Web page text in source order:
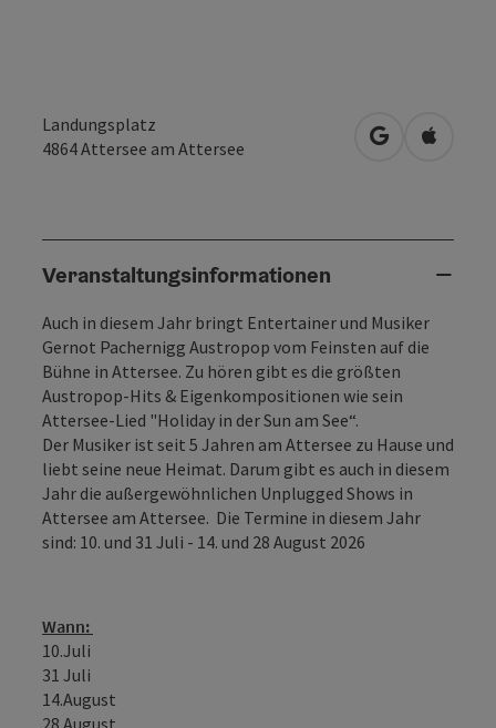
Landungsplatz
4864Attersee am Attersee in Google
in
Veranstaltungsinformationen
Auch in diesem Jahr bringt Entertainer und Musiker
Gernot Pachernigg Austropop vom Feinsten auf die
Bühne in Attersee. Zu hören gibt es die größten
Austropop-Hits & Eigenkompositionen wie sein
Attersee-Lied "Holiday in der Sun am See“.
Der Musiker ist seit 5 Jahren am Attersee zu Hause und
liebt seine neue Heimat. Darum gibt es auch in diesem
Jahr die außergewöhnlichen Unplugged Shows in
Attersee am Attersee. Die Termine in diesem Jahr
sind: 10. und 31 Juli - 14. und 28 August 2026
Wann:
10.Juli
31 Juli
14.August
28 August